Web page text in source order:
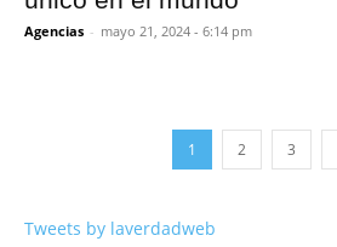
Agencias - mayo 21, 2024 - 6:14 pm
1 2 3
Tweets by laverdadweb